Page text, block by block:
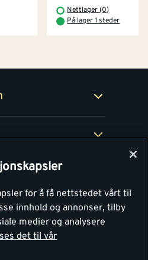
Nettlager (0)
På lager 1 steder
for å få nettstedet vårt til
innhold og annonser, tilby
medier og analysere
det til vår